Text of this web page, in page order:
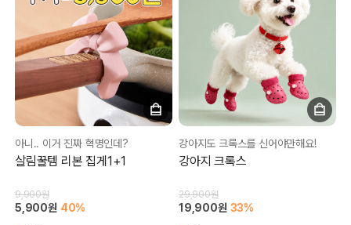
아니.. 이거 진짜 혁명인데?
살림꿀템 리본 집게1+1
9,900원
5,900원 40%
강아지도 크록스를 신어야만해요!
강아지 크록스
29,900원
19,900원 33%